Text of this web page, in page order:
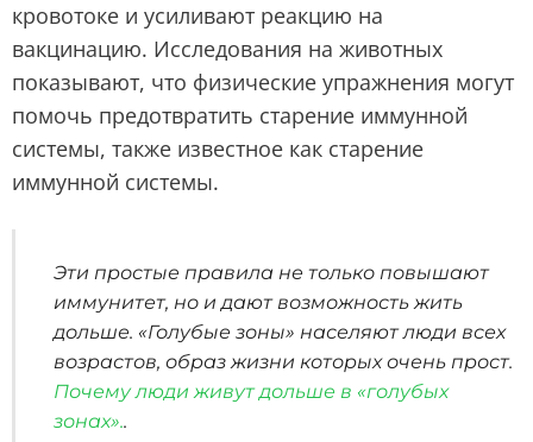
кровотоке и усиливают реакцию на
вакцинацию. Исследования на животных
показывают, что физические упражнения могут
помочь предотвратить старение иммунной
системы, также известное как старение
иммунной системы.
Эти простые правила не только повышают
иммунитет, но и дают возможность жить
дольше. «Голубые зоны» населяют люди всех
возрастов, образ жизни которых очень прост.
Почему люди живут дольше в «голубых
зонах»..